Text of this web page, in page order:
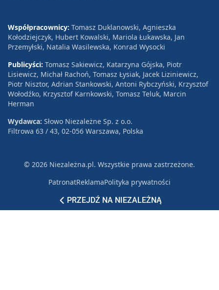
PRZEJDŹ NA NIEZALEŻNĄ
Współpracownicy: Tomasz Duklanowski, Agnieszka
Kołodziejczyk, Hubert Kowalski, Mariola Łukawska, Jan
Przemyłski, Natalia Wasilewska, Konrad Wysocki
Publicyści: Tomasz Sakiewicz, Katarzyna Gójska, Piotr
Lisiewicz, Michał Rachoń, Tomasz Łysiak, Jacek Liziniewicz,
Piotr Nisztor, Adrian Stankowski, Antoni Rybczyński, Krzysztof
Wołodźko, Krzysztof Karnkowski, Tomasz Teluk, Marcin
Herman
Wydawca: Słowo Niezależne Sp. z o.o.
Filtrowa 63 / 43, 02-056 Warszawa, Polska
© 2026 Niezależna.pl. Wszystkie prawa zastrzeżone.
PatronatReklamaPolityka prywatności